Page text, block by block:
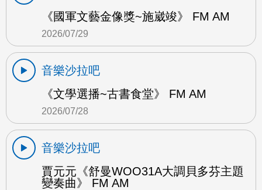
《國軍文藝金像獎~施崴竣》 FM AM
2026/07/29
音樂沙拉吧
《文學選播~古書食堂》 FM AM
2026/07/28
音樂沙拉吧
賈元元《舒曼WOO31A大調貝多芬主題
變奏曲》 FM AM